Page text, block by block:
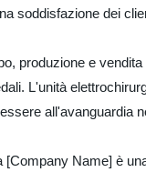
soddisfazione dei
produzione e
L'unità
all'avanguardia
Name] è